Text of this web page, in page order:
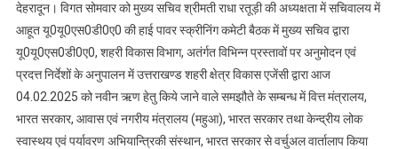
सचिव
द्वारा
प्रदत्त
निर्देशों
पर
जल्द
ही
देहरादून। विगत सोमवार को मुख्य सचिव श्रीमती राधा रतूड़ी की अध्यक्षता में सचिवालय में
आहूत यू0यू0एस0डी0ए0 की हाई पावर स्क्रीनिंग कमेटी बैठक में मुख्य सचिव द्वारा
यू0यू0एस0डी0ए0, शहरी विकास विभाग, अतंर्गत विभिन्न प्रस्तावों पर अनुमोदन एवं
प्रदत्त निर्देशों के अनुपालन में उत्तराखण्ड शहरी क्षेत्र विकास एजेंसी द्वारा आज
04.02.2025 को नवीन ऋण हेतु किये जाने वाले समझौते के सम्बन्ध में वित्त मंत्रालय,
भारत सरकार, आवास एवं नगरीय मंत्रालय (महुआ), भारत सरकार तथा केन्द्रीय लोक
स्वास्थय एवं पर्यावरण अभियान्त्रिकी संस्थान, भारत सरकार से वर्चुअल वार्तालाप किया